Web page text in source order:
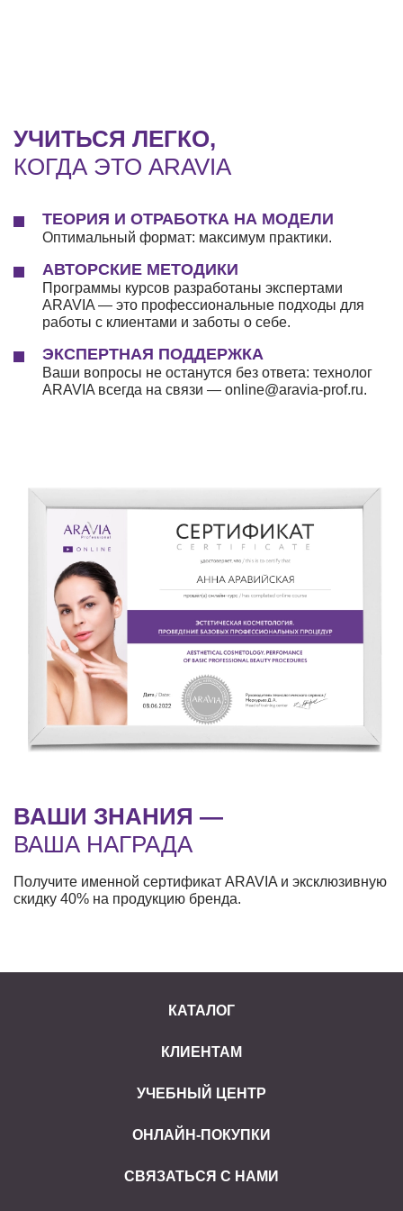
УЧИТЬСЯ ЛЕГКО,
КОГДА ЭТО ARAVIA
ТЕОРИЯ И ОТРАБОТКА НА МОДЕЛИ
Оптимальный формат: максимум практики.
АВТОРСКИЕ МЕТОДИКИ
Программы курсов разработаны экспертами
ARAVIA — это профессиональные подходы для
работы с клиентами и заботы о себе.
ЭКСПЕРТНАЯ ПОДДЕРЖКА
Ваши вопросы не останутся без ответа: технолог
ARAVIA всегда на связи — online@aravia-prof.ru.
ВАШИ ЗНАНИЯ —
ВАША НАГРАДА
Получите именной сертификат ARAVIA и эксклюзивную
скидку 40% на продукцию бренда.
КАТАЛОГ
КЛИЕНТАМ
УЧЕБНЫЙ ЦЕНТР
ОНЛАЙН-ПОКУПКИ
СВЯЗАТЬСЯ С НАМИ